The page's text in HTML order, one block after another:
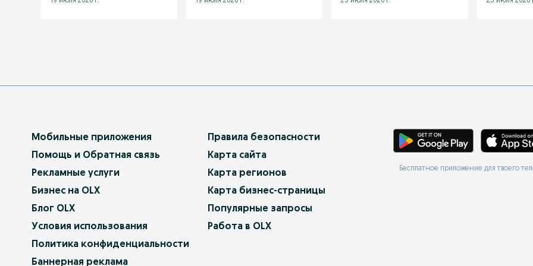
Мобильные приложения
Помощь и Обратная связь
Рекламные услуги
Бизнес на OLX
Блог OLX
Условия использования
Политика конфиденциальности
Баннерная реклама
Правила безопасности
Карта сайта
Карта регионов
Карта бизнес-страницы
Популярные запросы
Работа в OLX
Бесплатное приложение для твоего